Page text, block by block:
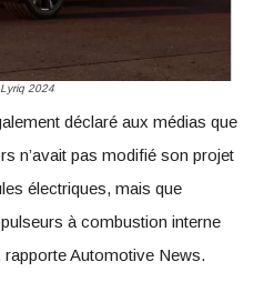
2024
déclaré aux médias que
n’avait pas modifié son projet
électriques, mais que
à combustion interne
Automotive News.